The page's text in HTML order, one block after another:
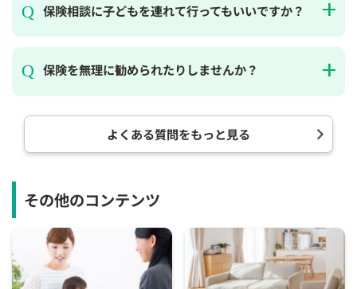
保険相談に子どもを連れて行ってもいいですか？
保険を無理に勧められたりしませんか？
よくある質問をもっと見る
その他のコンテンツ